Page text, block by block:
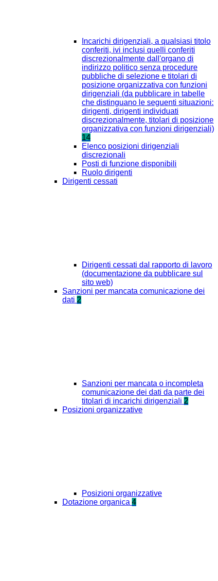
Incarichi dirigenziali, a qualsiasi titolo
conferiti, ivi inclusi quelli conferiti
discrezionalmente dall'organo di
indirizzo politico senza procedure
pubbliche di selezione e titolari di
posizione organizzativa con funzioni
dirigenziali (da pubblicare in tabelle
che distinguano le seguenti situazioni:
dirigenti, dirigenti individuati
discrezionalmente, titolari di posizione
organizzativa con funzioni dirigenziali)
14
Elenco posizioni dirigenziali
discrezionali
Posti di funzione disponibili
Ruolo dirigenti
Dirigenti cessati
Dirigenti cessati dal rapporto di lavoro
(documentazione da pubblicare sul
sito web)
Sanzioni per mancata comunicazione dei
dati 2
Sanzioni per mancata o incompleta
comunicazione dei dati da parte dei
titolari di incarichi dirigenziali 2
Posizioni organizzative
Posizioni organizzative
Dotazione organica 4